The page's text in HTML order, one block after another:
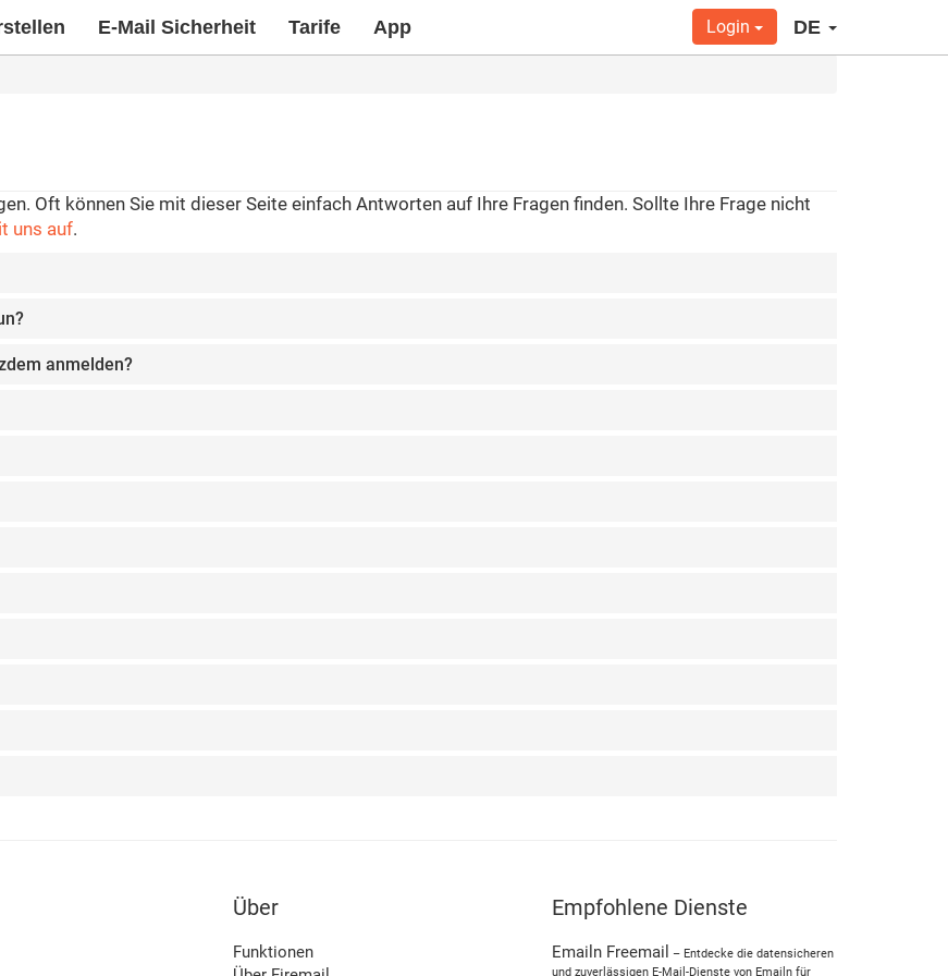
E-Mail Sicherheit Tarife App Login DE
Oft können Sie mit dieser Seite einfach Antworten auf Ihre Fragen finden. Sollte Ihre Frage nicht
uns auf.
anmelden?
Über
Funktionen
Empfohlene Dienste
Emailn Freemail
– Entdecke die datensicheren
und zuverlässigen E-Mail-Dienste von Emailn für